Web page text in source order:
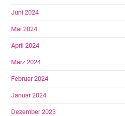
Juni 2024
Mai 2024
April 2024
März 2024
Februar 2024
Januar 2024
Dezember 2023